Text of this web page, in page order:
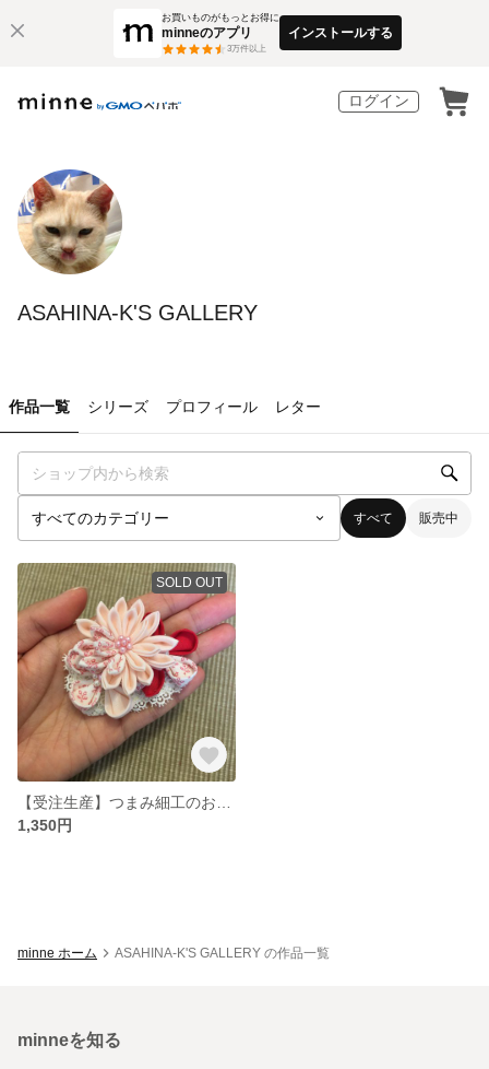
お買いものがもっとお得に
minneのアプリ
3万件以上
インストールする
ログイン
ASAHINA-K'S GALLERY
作品一覧 シリーズ プロフィール レター
すべて 販売中
SOLD OUT
1,350円
minne ホーム ASAHINA-K'S GALLERY の作品一覧
minneを知る